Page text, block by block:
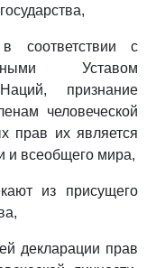
соответствии с
Уставом
признание
человеческой
прав их является
и всеобщего мира,
из присущего
декларации прав